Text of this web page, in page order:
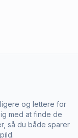
og lettere for
med at finde de
så du både sparer